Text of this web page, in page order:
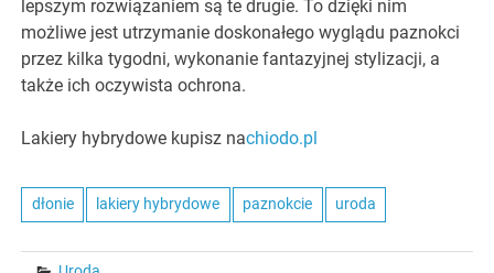
lepszym rozwiązaniem są te drugie. To dzięki nim
możliwe jest utrzymanie doskonałego wyglądu paznokci
przez kilka tygodni, wykonanie fantazyjnej stylizacji, a
także ich oczywista ochrona.
Lakiery hybrydowe kupisz nachiodo.pl
dłonie lakiery hybrydowe paznokcie uroda